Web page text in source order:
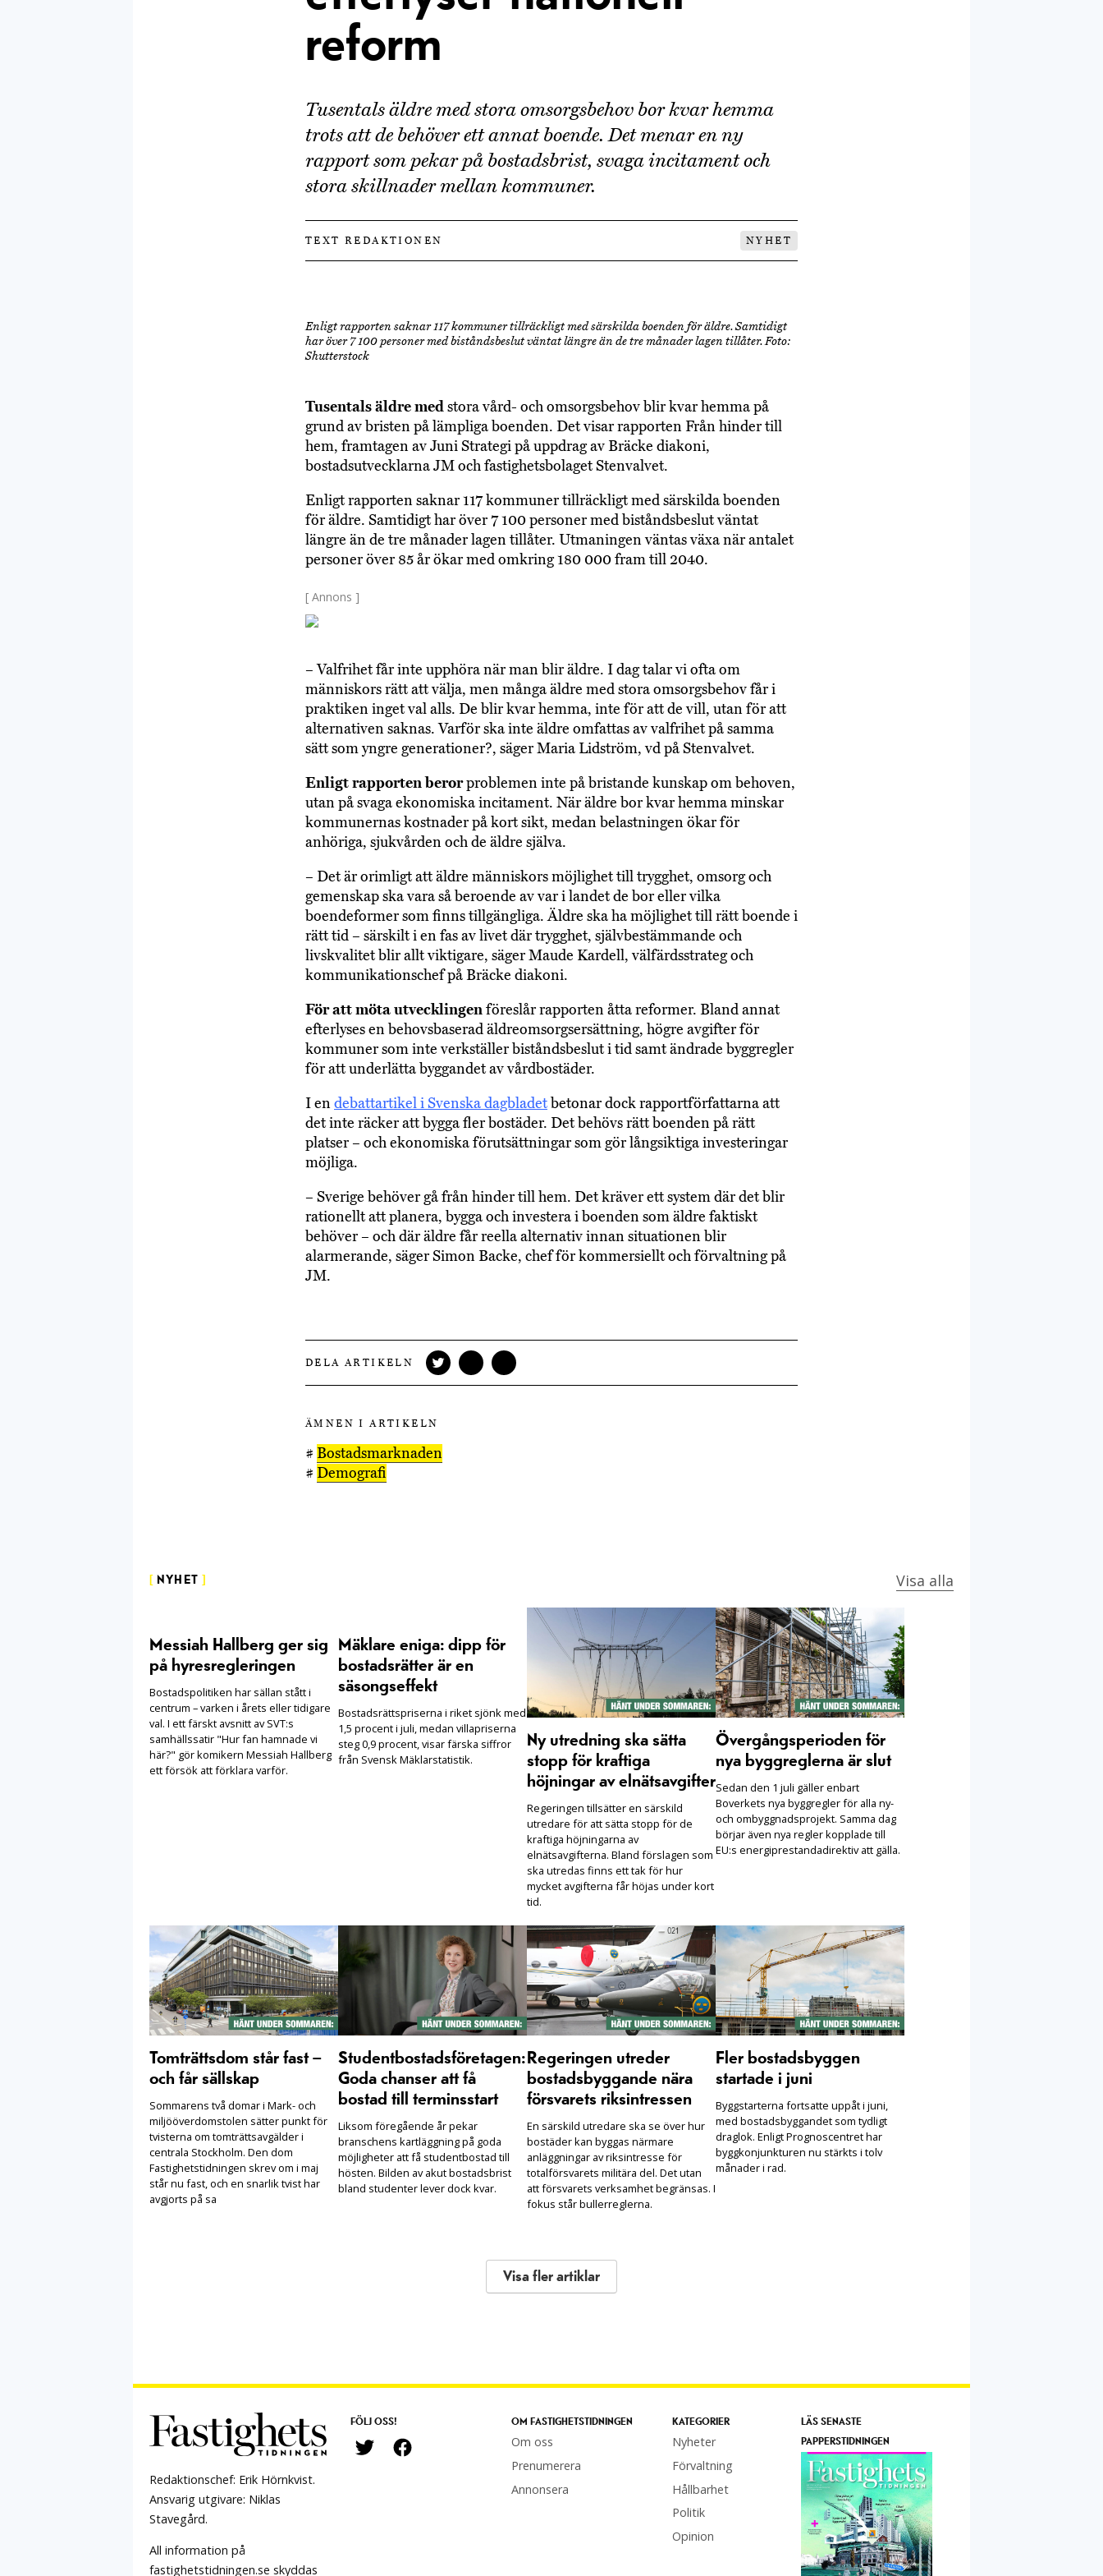
reform
Tusentals äldre med stora omsorgsbehov bor kvar hemma
trots att de behöver ett annat boende. Det menar en ny
rapport som pekar på bostadsbrist, svaga incitament och
stora skillnader mellan kommuner.
TEXT REDAKTIONEN NYHET
Enligt rapporten saknar 117 kommuner tillräckligt med särskilda boenden för äldre. Samtidigt
har över 7 100 personer med biståndsbeslut väntat längre än de tre månader lagen tillåter. Foto:
Shutterstock
Tusentals äldre medstora vård- och omsorgsbehov blir kvar hemma på
grund av bristen på lämpliga boenden. Det visar rapporten Från hinder till
hem, framtagen av Juni Strategi på uppdrag av Bräcke diakoni,
bostadsutvecklarna JM och fastighetsbolaget Stenvalvet.
Enligt rapporten saknar 117 kommuner tillräckligt med särskilda boenden
för äldre. Samtidigt har över 7 100 personer med biståndsbeslut väntat
längre än de tre månader lagen tillåter. Utmaningen väntas växa när antalet
personer över 85 år ökar med omkring 180 000 fram till 2040.
[ Annons ]
– Valfrihet får inte upphöra när man blir äldre. I dag talar vi ofta om
människors rätt att välja, men många äldre med stora omsorgsbehov får i
praktiken inget val alls. De blir kvar hemma, inte för att de vill, utan för att
alternativen saknas. Varför ska inte äldre omfattas av valfrihet på samma
sätt som yngre generationer?, säger Maria Lidström, vd på Stenvalvet.
Enligt rapporten berorproblemen inte på bristande kunskap om behoven,
utan på svaga ekonomiska incitament. När äldre bor kvar hemma minskar
kommunernas kostnader på kort sikt, medan belastningen ökar för
anhöriga, sjukvården och de äldre själva.
– Det är orimligt att äldre människors möjlighet till trygghet, omsorg och
gemenskap ska vara så beroende av var i landet de bor eller vilka
boendeformer som finns tillgängliga. Äldre ska ha möjlighet till rätt boende i
rätt tid – särskilt i en fas av livet där trygghet, självbestämmande och
livskvalitet blir allt viktigare, säger Maude Kardell, välfärdsstrateg och
kommunikationschef på Bräcke diakoni.
För att möta utvecklingenföreslår rapporten åtta reformer. Bland annat
efterlyses en behovsbaserad äldreomsorgsersättning, högre avgifter för
kommuner som inte verkställer biståndsbeslut i tid samt ändrade byggregler
för att underlätta byggandet av vårdbostäder.
I endebattartikel i Svenska dagbladetbetonar dock rapportförfattarna att
det inte räcker att bygga fler bostäder. Det behövs rätt boenden på rätt
platser – och ekonomiska förutsättningar som gör långsiktiga investeringar
möjliga.
– Sverige behöver gå från hinder till hem. Det kräver ett system där det blir
rationellt att planera, bygga och investera i boenden som äldre faktiskt
behöver – och där äldre får reella alternativ innan situationen blir
alarmerande, säger Simon Backe, chef för kommersiellt och förvaltning på
JM.
DELA ARTIKELN
ÄMNEN I ARTIKELN
# Bostadsmarknaden
# Demografi
NYHET Visa alla
Messiah Hallberg ger sig
på hyresregleringen
Bostadspolitiken har sällan stått i
centrum – varken i årets eller tidigare
val. I ett färskt avsnitt av SVT:s
samhällssatir "Hur fan hamnade vi
här?" gör komikern Messiah Hallberg
ett försök att förklara varför.
Mäklare eniga: dipp för
bostadsrätter är en
säsongseffekt
Bostadsrättspriserna i riket sjönk med
1,5 procent i juli, medan villapriserna
steg 0,9 procent, visar färska siffror
från Svensk Mäklarstatistik.
Ny utredning ska sätta
stopp för kraftiga
höjningar av elnätsavgifter
Regeringen tillsätter en särskild
utredare för att sätta stopp för de
kraftiga höjningarna av
elnätsavgifterna. Bland förslagen som
ska utredas finns ett tak för hur
mycket avgifterna får höjas under kort
tid.
Övergångsperioden för
nya byggreglerna är slut
Sedan den 1 juli gäller enbart
Boverkets nya byggregler för alla ny-
och ombyggnadsprojekt. Samma dag
börjar även nya regler kopplade till
EU:s energiprestandadirektiv att gälla.
Tomträttsdom står fast –
och får sällskap
Sommarens två domar i Mark- och
miljööverdomstolen sätter punkt för
tvisterna om tomträttsavgälder i
centrala Stockholm. Den dom
Fastighetstidningen skrev om i maj
står nu fast, och en snarlik tvist har
avgjorts på sa
Studentbostadsföretagen:
Goda chanser att få
bostad till terminsstart
Liksom föregående år pekar
branschens kartläggning på goda
möjligheter att få studentbostad till
hösten. Bilden av akut bostadsbrist
bland studenter lever dock kvar.
Regeringen utreder
bostadsbyggande nära
försvarets riksintressen
En särskild utredare ska se över hur
bostäder kan byggas närmare
anläggningar av riksintresse för
totalförsvarets militära del. Det utan
att försvarets verksamhet begränsas. I
fokus står bullerreglerna.
Fler bostadsbyggen
startade i juni
Byggstarterna fortsatte uppåt i juni,
med bostadsbyggandet som tydligt
draglok. Enligt Prognoscentret har
byggkonjunkturen nu stärkts i tolv
månader i rad.
Visa fler artiklar
Redaktionschef: Erik Hörnkvist.
Ansvarig utgivare: Niklas
Stavegård.
All information på
fastighetstidningen.se skyddas
FÖLJ OSS! OM FASTIGHETSTIDNINGEN
Om oss
Prenumerera
Annonsera
KATEGORIER
Nyheter
Förvaltning
Hållbarhet
Politik
Opinion
LÄS SENASTE
PAPPERSTIDNINGEN